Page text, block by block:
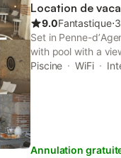
Location de
9.0Fantastique⋅
Set in Penne-
with pool with a
Featuring a shared
Piscine WiFi
Annulation